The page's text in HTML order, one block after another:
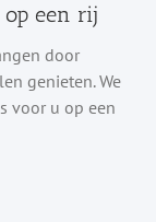
een rij
door
genieten. We
voor u op een